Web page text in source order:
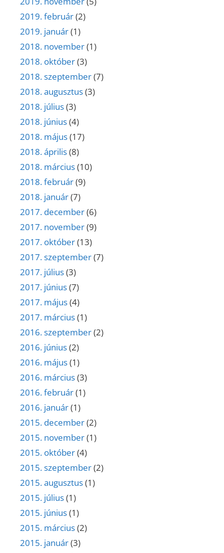
2019. február(2)
2019. január(1)
2018. november(1)
2018. október(3)
2018. szeptember(7)
2018. augusztus(3)
2018. július(3)
2018. június(4)
2018. május(17)
2018. április(8)
2018. március(10)
2018. február(9)
2018. január(7)
2017. december(6)
2017. november(9)
2017. október(13)
2017. szeptember(7)
2017. július(3)
2017. június(7)
2017. május(4)
2017. március(1)
2016. szeptember(2)
2016. június(2)
2016. május(1)
2016. március(3)
2016. február(1)
2016. január(1)
2015. december(2)
2015. november(1)
2015. október(4)
2015. szeptember(2)
2015. augusztus(1)
2015. július(1)
2015. június(1)
2015. március(2)
2015. január(3)